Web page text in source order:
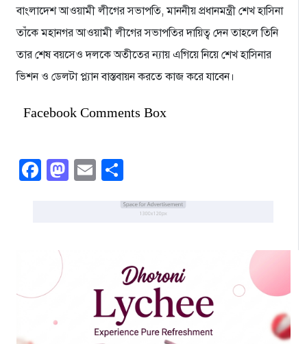
বাংলাদেশ আওয়ামী লীগের সভাপতি, মাননীয় প্রধানমন্ত্রী শেখ হাসিনা
তাঁকে মহানগর আওয়ামী লীগের সভাপতির দায়িত্ব দেন তাহলে তিনি
তার শেষ বয়সেও দলকে অতীতের ন্যায় এগিয়ে নিয়ে শেখ হাসিনার
ভিশন ও ডেলটা প্ল্যান বাস্তবায়ন করতে কাজ করে যাবেন।
Facebook Comments Box
Facebook
Mastodon
Email